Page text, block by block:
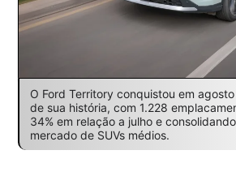
O Ford Territory conquistou em
de sua história, com 1.228
34% em relação a julho e
mercado de SUVs médios.